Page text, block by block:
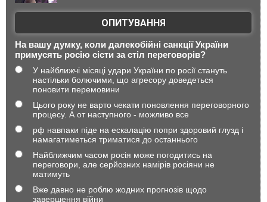
ОПИТУВАННЯ
На вашу думку, коли далекобійні санкції України
примусять росію сісти за стіл переговорів?
У найближчі місяці удари України по росії стануть
настільки болючими, що агресору доведеться
поновити перемовини
Цього року не варто чекати поновлення переговорного
процесу. А от наступного - можливо все
рф навпаки піде на ескалацію попри здоровий глузд і
намагатиметься триматися до останнього
Найближчим часом росія може погодитись на
переговори, але серйозних намірів росіяни не
матимуть
Вже давно не роблю жодних прогнозів щодо
завершення війни